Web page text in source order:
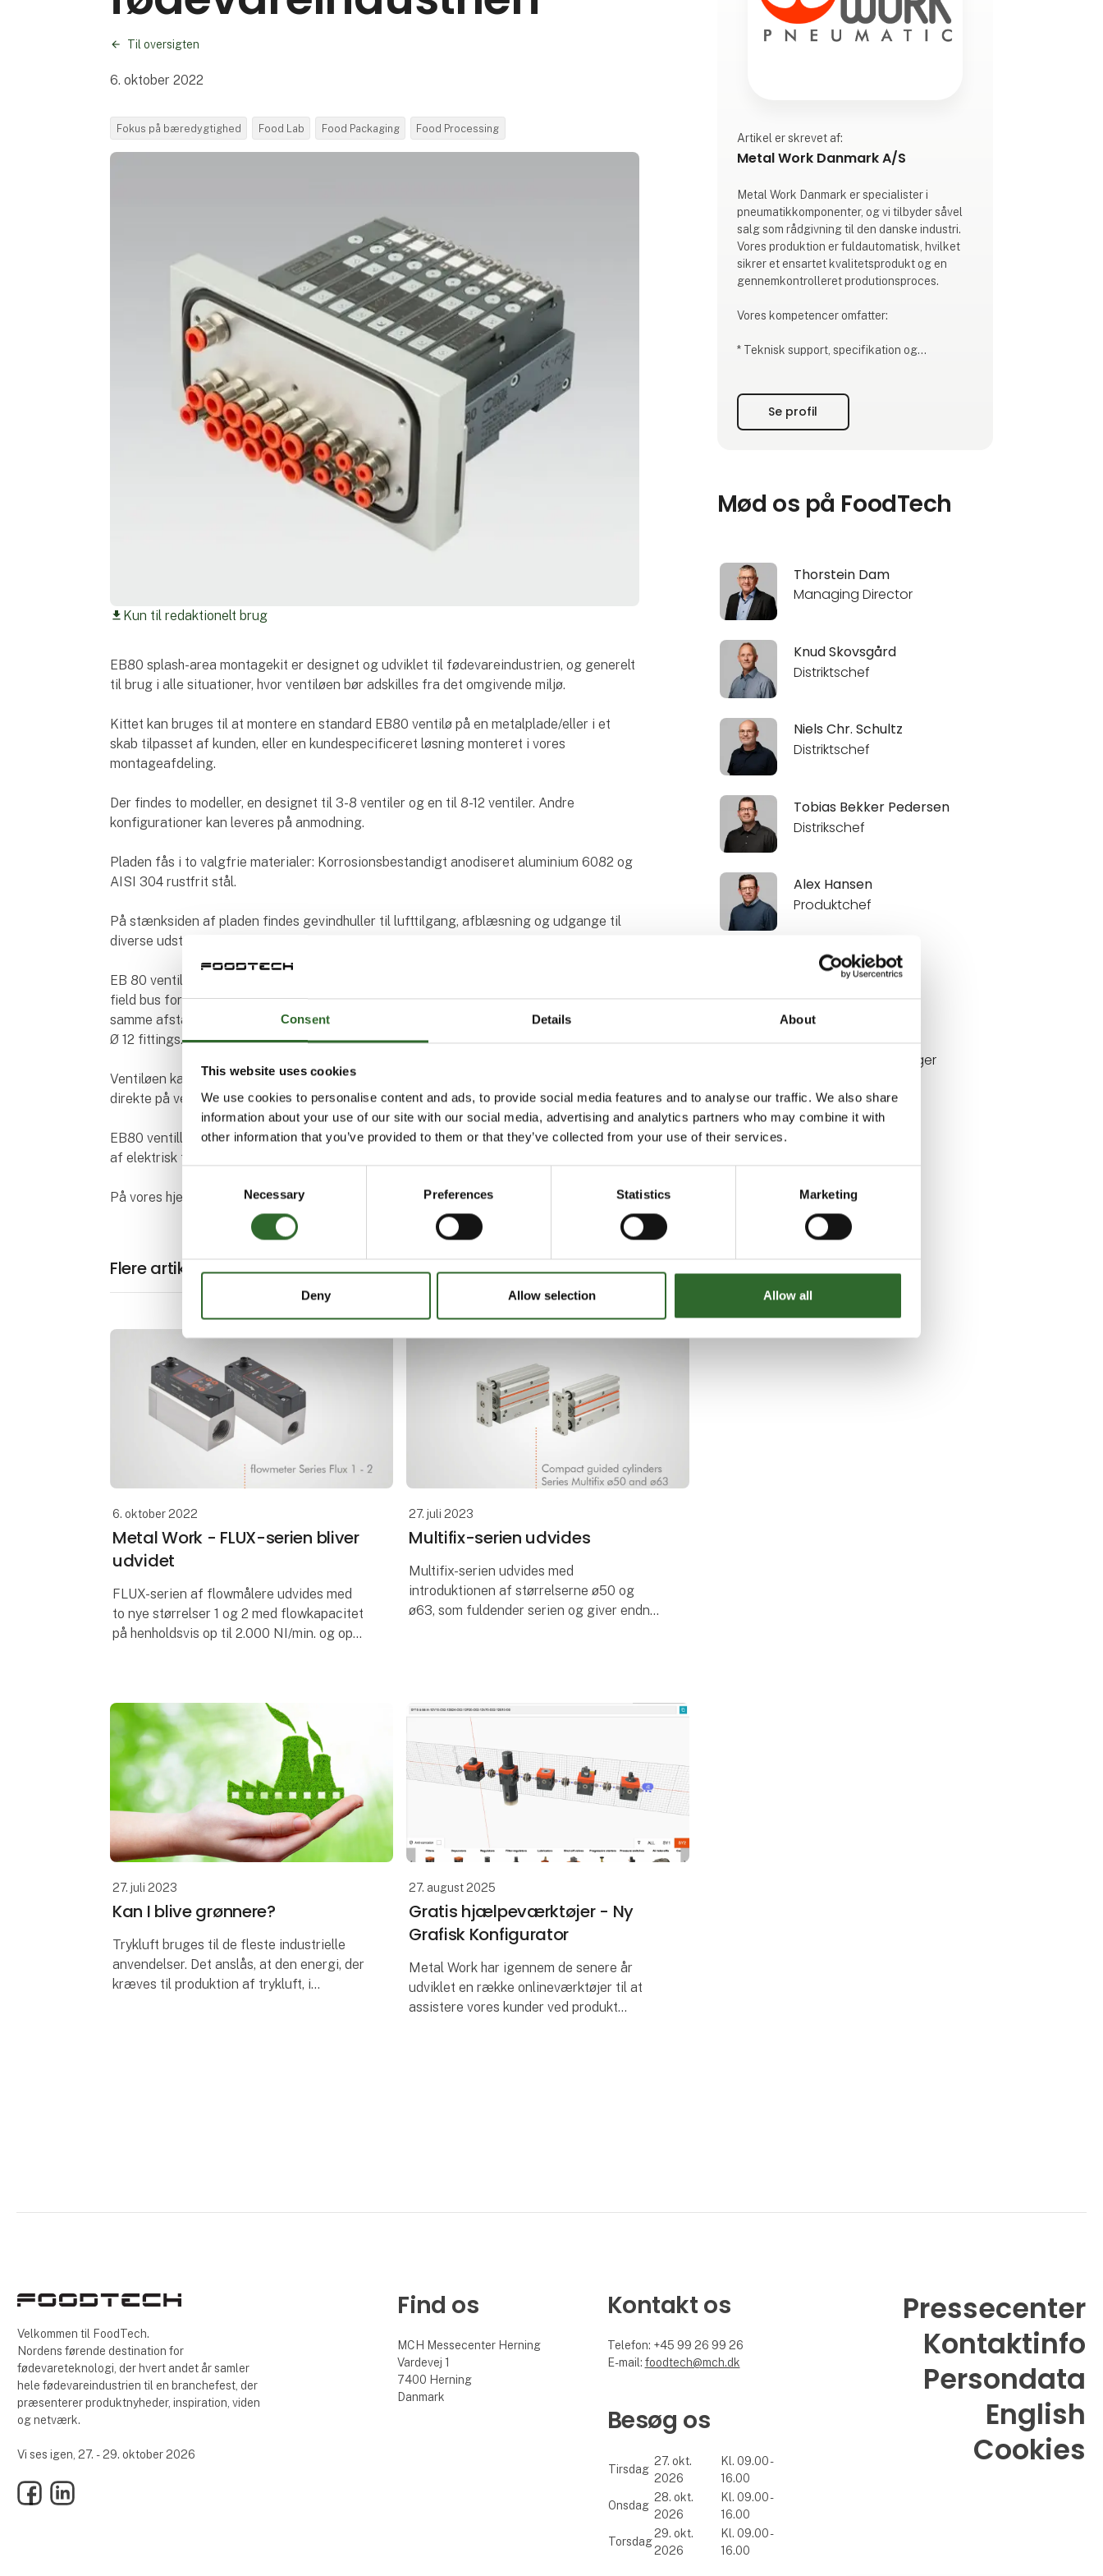
Consent Details About
This website uses cookies
We use cookies to personalise content and ads, to provide social media features and to analyse our traffic. We also share
information about your use of our site with our social media, advertising and analytics partners who may combine it with
other information that you’ve provided to them or that they’ve collected from your use of their services.
Selection
Necessary Preferences Statistics Marketing
Deny Allow selection Allow all
Til oversigten
6. oktober 2022
Fokus på bæredygtighed Food Lab Food Packaging Food Processing
download Kun til redaktionelt brug
EB80 splash-area montagekit er designet og udviklet til fødevareindustrien, og generelt
til brug i alle situationer, hvor ventiløen bør adskilles fra det omgivende miljø.
Kittet kan bruges til at montere en standard EB80 ventilø på en metalplade/eller i et
skab tilpasset af kunden, eller en kundespecificeret løsning monteret i vores
montageafdeling.
Der findes to modeller, en designet til 3-8 ventiler og en til 8-12 ventiler. Andre
konfigurationer kan leveres på anmodning.
Pladen fås i to valgfrie materialer: Korrosionsbestandigt anodiseret aluminium 6082 og
AISI 304 rustfrit stål.
På stænksiden af pladen findes gevindhuller til lufttilgang, afblæsning og udgange til
diverse udstyr.
EB 80 ventiløer af enhver type kan fastgøres til montagekittet, med enten multi-pin eller
field bus forbindelse og signalmoduler, forudsat at de kun har en pneumatisk tilgang og
samme afstand mellem ventilerne. Port 2 og 4 til max. Ø 8 fittings og port 1 og 3 til max.
Ø 12 fittings.
Ventiløen kan bruges med og uden ekstern lyddæmper. Hvis der vælges afblæsning
direkte på ventiløen skal gevindporten være lukket.
EB80 ventilløsning passer til alle applikationer, og har samme base og ventil uafhængigt
af elektrisk tilslutning. EB80 matcher fremtidens krav.
På vores hjemmeside kan du finde pdf-filer indeholdende den tekniske dokumentation.
Flere artikler fra Metal Work Danmark A/S
6. oktober 2022
Metal Work - FLUX-serien bliver
udvidet
FLUX-serien af flowmålere udvides med
to nye størrelser 1 og 2 med flowkapacitet
på henholdsvis op til 2.000 NI/min. og op
tilgangsporten, som garanter
27. juli 2023
Multifix-serien udvides
Multifix-serien udvides med
introduktionen af størrelserne ø50 og
ø63, som fuldender serien og giver endnu
27. juli 2023
Kan I blive grønnere?
Trykluft bruges til de fleste industrielle
anvendelser. Det anslås, at den energi, der
kræves til produktion af trykluft, i
27. august 2025
Gratis hjælpeværktøjer - Ny
Grafisk Konfigurator
Metal Work har igennem de senere år
udviklet en række onlineværktøjer til at
assistere vores kunder ved produkt
Artikel er skrevet af:
Metal Work Danmark A/S
Metal Work Danmark er specialister i
pneumatikkomponenter, og vi tilbyder såvel
salg som rådgivning til den danske industri.
Vores produktion er fuldautomatisk, hvilket
sikrer et ensartet kvalitetsprodukt og en
gennemkontrolleret produtionsproces.
Vores kompetencer omfatter:
* Teknisk support, specifikation og
* Styklistestyring efter ideoplæg
* Lager/sikkerhedslager og terminsbestemte
Se profil
Mød os på FoodTech
Thorstein Dam
Managing Director
Knud Skovsgård
Distriktschef
Niels Chr. Schultz
Distriktschef
Tobias Bekker Pedersen
Distrikschef
Alex Hansen
Produktchef
Carsten Jensen
Distriktschef
Andreas Gyes
Key Account Manager
Morten Ruder
Kamilla Krighaar
PA/QA
Velkommen til FoodTech.
Nordens førende destination for
fødevareteknologi, der hvert andet år samler
hele fødevareindustrien til en branchefest, der
præsenterer produktnyheder, inspiration, viden
og netværk.
Vi ses igen, 27. - 29. oktober 2026
FacebookLinkedIn
Find os
MCH Messecenter Herning
Vardevej 1
7400 Herning
Danmark
Kontakt os
Telefon: +45 99 26 99 26
E-mail: foodtech@mch.dk
Besøg os
Tirsdag
27. okt.
2026
Kl. 09.00 -
16.00
Onsdag
28. okt.
2026
Kl. 09.00 -
16.00
Torsdag
29. okt.
2026
Kl. 09.00 -
16.00
Pressecenter
Kontaktinfo
Persondata
English
Cookies